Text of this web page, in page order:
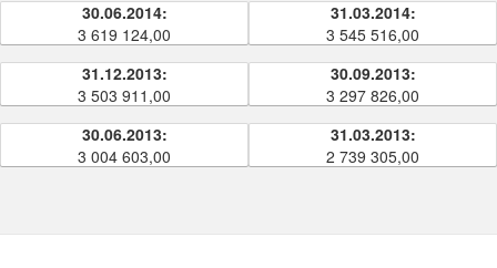
30.06.2014:
3 619 124,00
31.03.2014:
3 545 516,00
31.12.2013:
3 503 911,00
30.09.2013:
3 297 826,00
30.06.2013:
3 004 603,00
31.03.2013:
2 739 305,00